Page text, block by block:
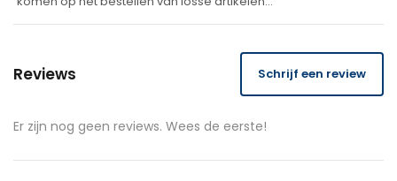
Reviews Schrijf een review
Er zijn nog geen reviews. Wees de eerste!